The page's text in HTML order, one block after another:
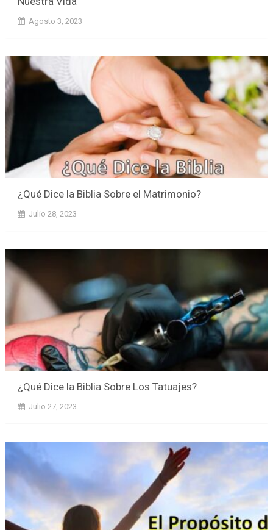
Agosto 3, 2023
¿Qué Dice la Biblia Sobre el Matrimonio?
Julio 28, 2023
¿Qué Dice la Biblia Sobre Los Tatuajes?
Julio 27, 2023